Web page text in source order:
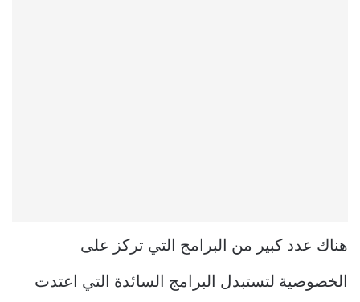
هناك عدد كبير من البرامج التي تركز على
الخصوصية لتستبدل البرامج السائدة التي اعتدت